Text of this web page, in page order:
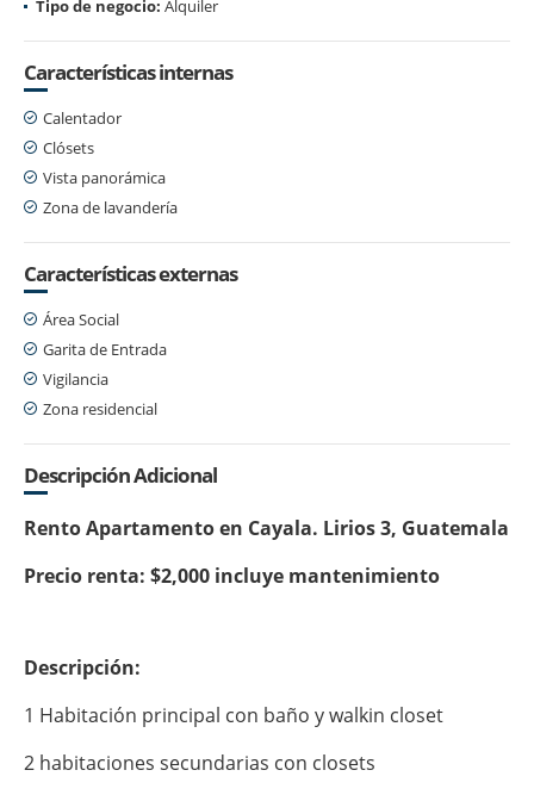
Tipo de negocio: Alquiler
Características internas
Calentador
Clósets
Vista panorámica
Zona de lavandería
Características externas
Área Social
Garita de Entrada
Vigilancia
Zona residencial
Descripción Adicional
Rento Apartamento en Cayala. Lirios 3, Guatemala
Precio renta: $2,000 incluye mantenimiento
Descripción:
1 Habitación principal con baño y walkin closet
2 habitaciones secundarias con closets